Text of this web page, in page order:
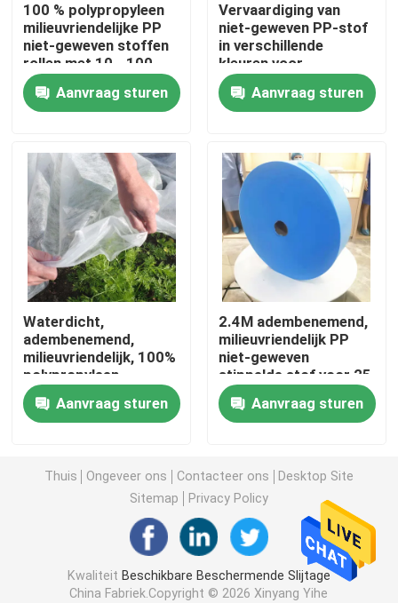
Verzoek om een Citaat
Beschikbare Beschermende Slijtage
Beschikbaar Beschermend Overtrek
beschikbare chirurgische toga
Geweven Stof van SMS de niet
Geweven stof van pp de niet
Beschikbare Isolatietoga
masker van het 3 vouw het Beschikbare gezicht
Beschikbare Laboratoriumlaag
Beschikbare Kimonotoga's
100 % polypropyleen
milieuvriendelijke PP
niet-geweven stoffen
rollen met 10 - 100
gram
Aanvraag sturen
Vervaardiging van
niet-geweven PP-stof
in verschillende
kleuren voor
eenmalige
beschermingsmiddelen
Aanvraag sturen
Waterdicht,
adembenemend,
milieuvriendelijk, 100%
polypropyleen
nonwoven
Aanvraag sturen
2.4M adembenemend,
milieuvriendelijk PP
niet-geweven
stippelde stof voor 25
dagen productie
Aanvraag sturen
Thuis Ongeveer ons Contacteer ons
Desktop Site
Sitemap
Privacy Policy
Kwaliteit Beschikbare Beschermende Slijtage
China Fabriek.Copyright © 2026 Xinyang Yihe